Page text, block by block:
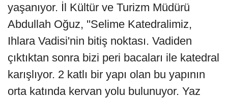
yaşanıyor. İl Kültür ve Turizm Müdürü
Abdullah Oğuz, ''Selime Katedralimiz,
Ihlara Vadisi'nin bitiş noktası. Vadiden
çıktıktan sonra bizi peri bacaları ile katedral
karışlıyor. 2 katlı bir yapı olan bu yapının
orta katında kervan yolu bulunuyor. Yaz